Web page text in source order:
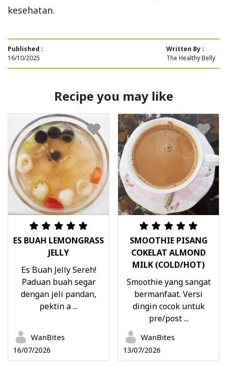
kesehatan.
Published :
16/10/2025
Written By :
The Healthy Belly
Recipe you may like
ES BUAH LEMONGRASS
JELLY
Es Buah Jelly Sereh!
Paduan buah segar
dengan jeli pandan,
pektin a ...
WanBites
16/07/2026
SMOOTHIE PISANG
COKELAT ALMOND
MILK (COLD/HOT)
Smoothie yang sangat
bermanfaat. Versi
dingin cocok untuk
pre/post ...
WanBites
13/07/2026